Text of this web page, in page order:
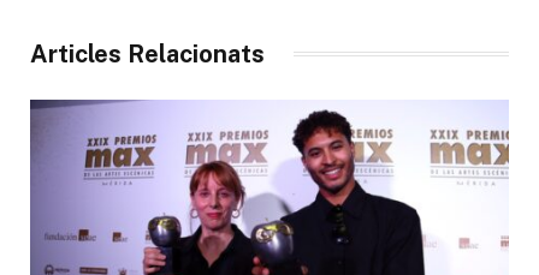
Articles Relacionats